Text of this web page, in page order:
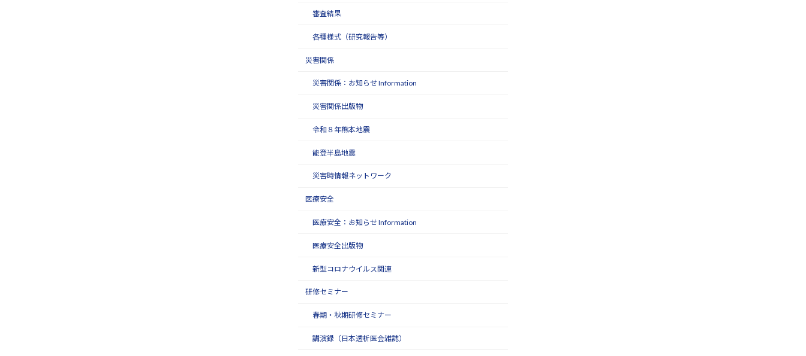
審査結果
各種様式（研究報告等）
災害関係
災害関係：お知らせ Information
災害関係出版物
令和８年熊本地震
能登半島地震
災害時情報ネットワーク
医療安全
医療安全：お知らせ Information
医療安全出版物
新型コロナウイルス関連
研修セミナー
春期・秋期研修セミナー
講演録（日本透析医会雑誌）